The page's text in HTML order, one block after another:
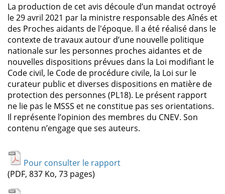
La production de cet avis découle d’un mandat octroyé
le 29 avril 2021 par la ministre responsable des Aînés et
des Proches aidants de l'époque. Il a été réalisé dans le
contexte de travaux autour d’une nouvelle politique
nationale sur les personnes proches aidantes et de
nouvelles dispositions prévues dans la Loi modifiant le
Code civil, le Code de procédure civile, la Loi sur le
curateur public et diverses dispositions en matière de
protection des personnes (PL18). Le présent rapport
ne lie pas le MSSS et ne constitue pas ses orientations.
Il représente l’opinion des membres du CNEV. Son
contenu n’engage que ses auteurs.
Pour consulter le rapport
(PDF, 837 Ko, 73 pages)